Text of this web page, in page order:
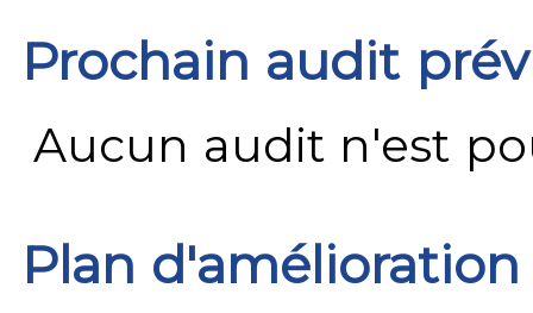
Prochain audit
Aucun audit n'est
Plan